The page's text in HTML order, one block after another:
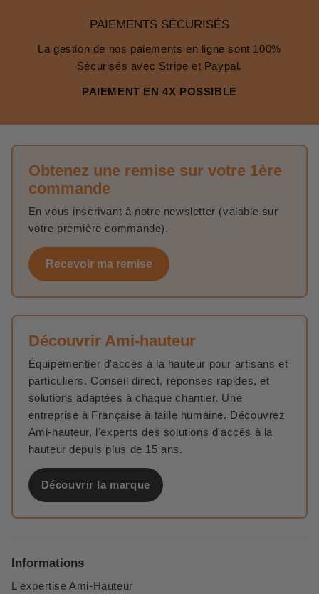
PAIEMENTS SÉCURISÉS
La gestion de nos paiements en ligne sont 100%
Sécurisés avec Stripe et Paypal.
PAIEMENT EN 4X POSSIBLE
Obtenez une remise sur votre 1ère
commande
En vous inscrivant à notre newsletter (valable sur
votre première commande).
Recevoir ma remise
Découvrir Ami-hauteur
Équipementier d'accès à la hauteur pour artisans et
particuliers. Conseil direct, réponses rapides, et
solutions adaptées à chaque chantier. Une
entreprise à Française à taille humaine. Découvrez
Ami-hauteur, l'experts des solutions d'accès à la
hauteur depuis plus de 15 ans.
Découvrir la marque
Informations
L'expertise Ami-Hauteur